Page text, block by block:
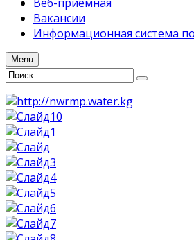
Вакансии
Информационная система
Menu